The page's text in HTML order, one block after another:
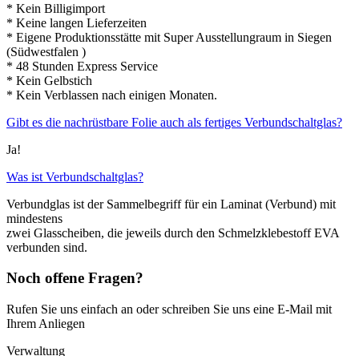
* Kein Billigimport
* Keine langen Lieferzeiten
* Eigene Produktionsstätte mit Super Ausstellungraum in Siegen
(Südwestfalen )
* 48 Stunden Express Service
* Kein Gelbstich
* Kein Verblassen nach einigen Monaten.
Gibt es die nachrüstbare Folie auch als fertiges Verbundschaltglas?
Ja!
Was ist Verbundschaltglas?
Verbundglas ist der Sammelbegriff für ein Laminat (Verbund) mit
mindestens
zwei Glasscheiben, die jeweils durch den Schmelzklebestoff EVA
verbunden sind.
Noch offene Fragen?
Rufen Sie uns einfach an oder schreiben Sie uns eine E-Mail mit
Ihrem Anliegen
Verwaltung